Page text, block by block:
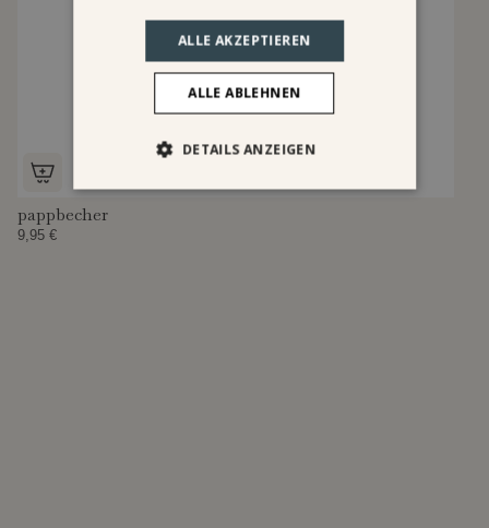
pappbecher
9,95 €
ALLE AKZEPTIEREN
ALLE ABLEHNEN
DETAILS ANZEIGEN